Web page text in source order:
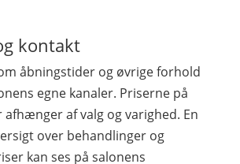
kontakt
åbningstider og øvrige forhold
egne kanaler. Priserne på
af valg og varighed. En
over behandlinger og
kan ses på salonens